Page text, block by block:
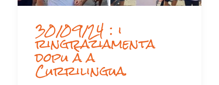
30/09/24 : i
ringraziamenta
dopu à a
Currilingua.